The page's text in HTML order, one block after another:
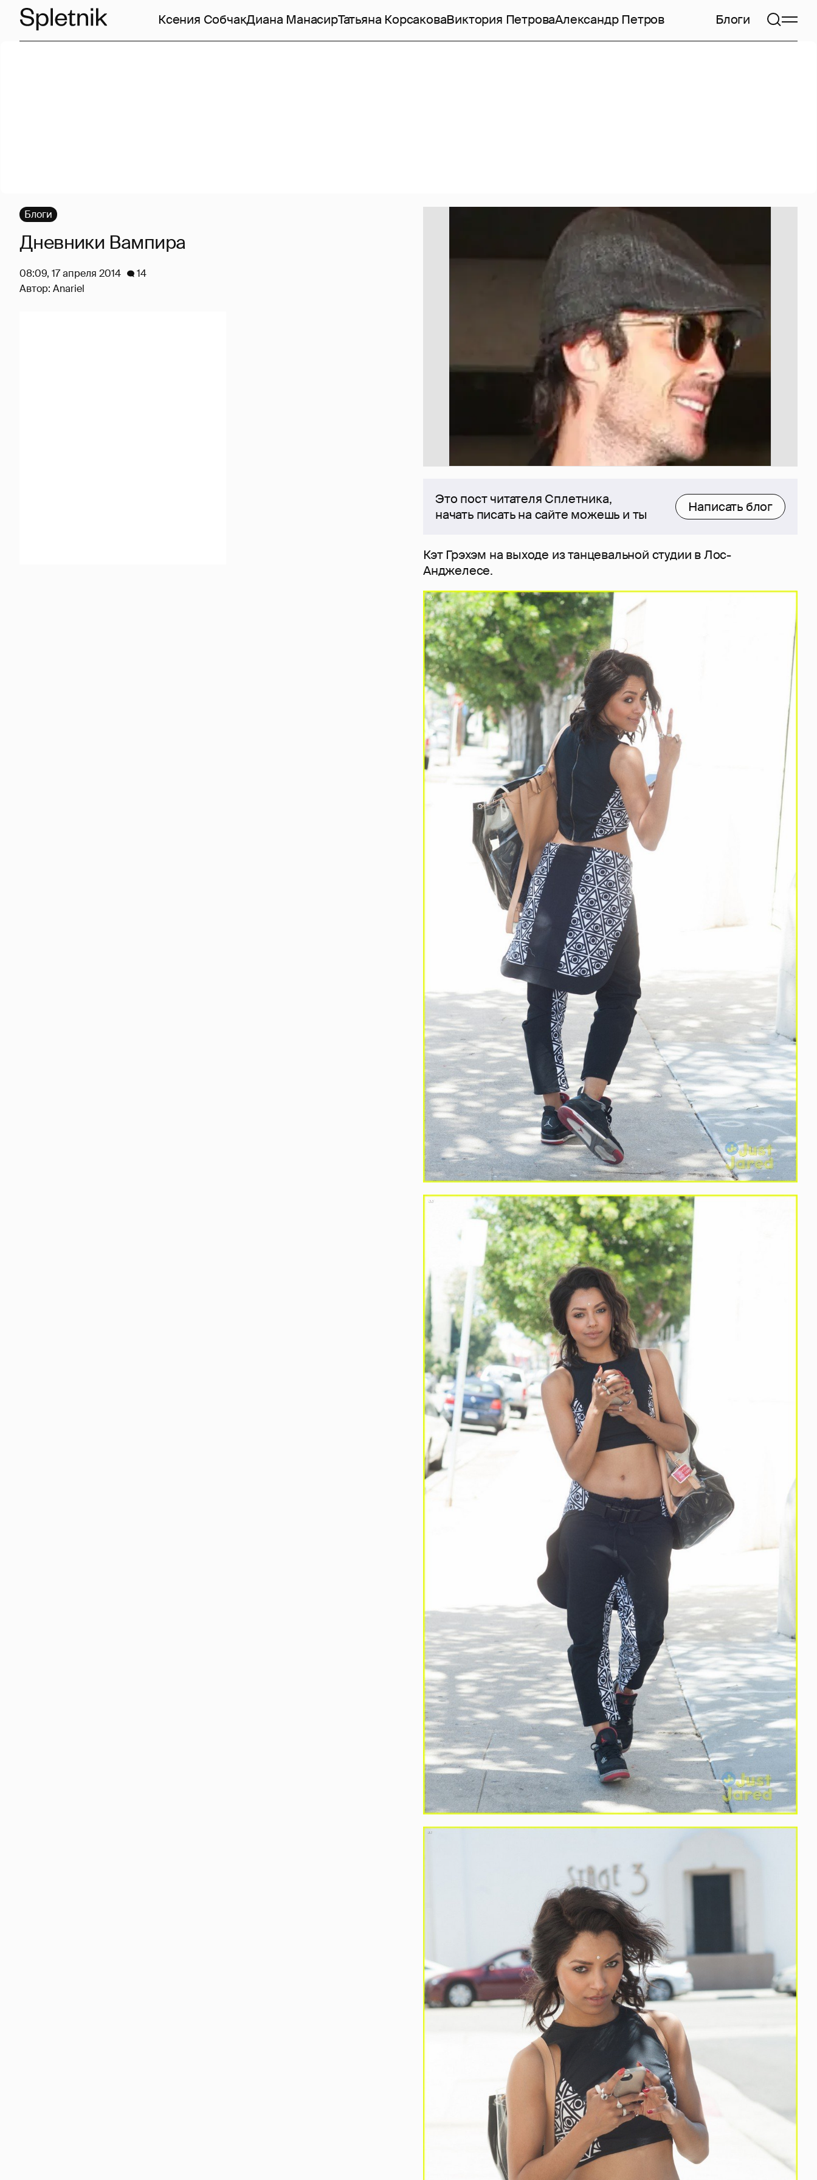
Ксения СобчакДиана МанасирТатьяна КорсаковаВиктория ПетроваАлександр Петров Блоги
Это пост читателя Сплетника,
начать писать на сайте можешь и ты
Написать блог
Кэт Грэхэм на выходе из танцевальной студии в Лос-
Анджелесе.
Блоги
Дневники Вампира
08:09, 17 апреля 2014
14
Автор: Anariel